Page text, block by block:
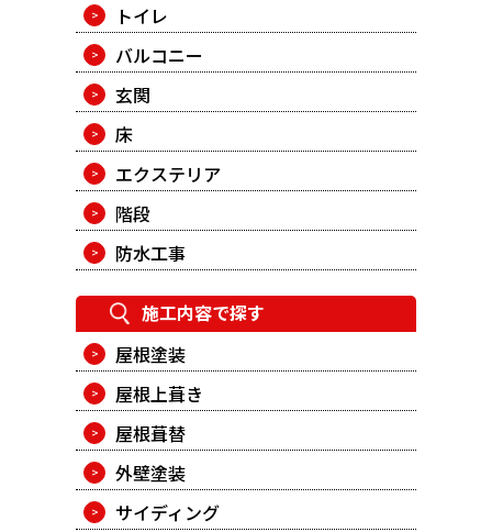
トイレ
バルコニー
玄関
床
エクステリア
階段
防水工事
施工内容で探す
屋根塗装
屋根上葺き
屋根葺替
外壁塗装
サイディング